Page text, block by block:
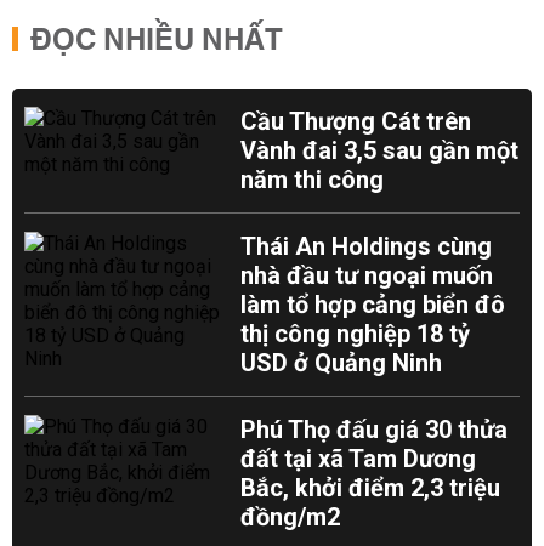
ĐỌC NHIỀU NHẤT
Cầu Thượng Cát trên
Vành đai 3,5 sau gần một
năm thi công
Thái An Holdings cùng
nhà đầu tư ngoại muốn
làm tổ hợp cảng biển đô
thị công nghiệp 18 tỷ
USD ở Quảng Ninh
Phú Thọ đấu giá 30 thửa
đất tại xã Tam Dương
Bắc, khởi điểm 2,3 triệu
đồng/m2